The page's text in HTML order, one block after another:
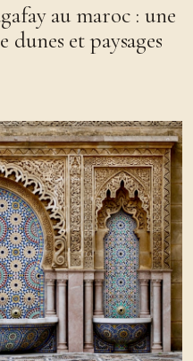
au maroc : une
et paysages